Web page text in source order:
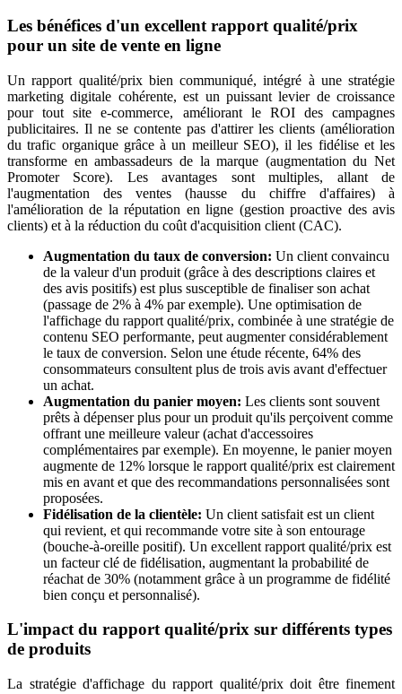
Les bénéfices d'un excellent rapport qualité/prix
pour un site de vente en ligne
Un rapport qualité/prix bien communiqué, intégré à une stratégie
marketing digitale cohérente, est un puissant levier de croissance
pour tout site e-commerce, améliorant le ROI des campagnes
publicitaires. Il ne se contente pas d'attirer les clients (amélioration
du trafic organique grâce à un meilleur SEO), il les fidélise et les
transforme en ambassadeurs de la marque (augmentation du Net
Promoter Score). Les avantages sont multiples, allant de
l'augmentation des ventes (hausse du chiffre d'affaires) à
l'amélioration de la réputation en ligne (gestion proactive des avis
clients) et à la réduction du coût d'acquisition client (CAC).
Augmentation du taux de conversion: Un client convaincu
de la valeur d'un produit (grâce à des descriptions claires et
des avis positifs) est plus susceptible de finaliser son achat
(passage de 2% à 4% par exemple). Une optimisation de
l'affichage du rapport qualité/prix, combinée à une stratégie de
contenu SEO performante, peut augmenter considérablement
le taux de conversion. Selon une étude récente, 64% des
consommateurs consultent plus de trois avis avant d'effectuer
un achat.
Augmentation du panier moyen: Les clients sont souvent
prêts à dépenser plus pour un produit qu'ils perçoivent comme
offrant une meilleure valeur (achat d'accessoires
complémentaires par exemple). En moyenne, le panier moyen
augmente de 12% lorsque le rapport qualité/prix est clairement
mis en avant et que des recommandations personnalisées sont
proposées.
Fidélisation de la clientèle: Un client satisfait est un client
qui revient, et qui recommande votre site à son entourage
(bouche-à-oreille positif). Un excellent rapport qualité/prix est
un facteur clé de fidélisation, augmentant la probabilité de
réachat de 30% (notamment grâce à un programme de fidélité
bien conçu et personnalisé).
L'impact du rapport qualité/prix sur différents types
de produits
La stratégie d'affichage du rapport qualité/prix doit être finement